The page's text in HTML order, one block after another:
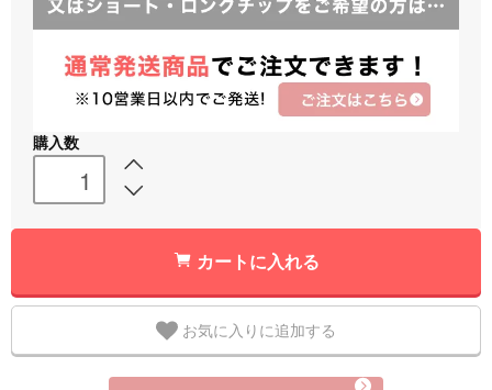
購入数
カートに入れる
お気に入りに追加する